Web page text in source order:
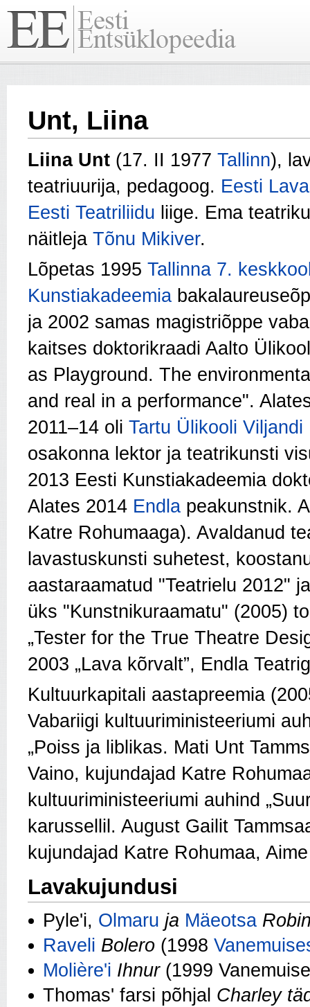
Unt, Liina
Liina Unt (17. II 1977 Tallinn),
teatriuurija, pedagoog. Eesti
Eesti Teatriliidu liige. Ema
näitleja Tõnu Mikiver.
Lõpetas 1995 Tallinna 7.
Kunstiakadeemia
ja 2002 samas magistriõppe
kaitses doktorikraadi Aalto
as Playground. The
and real in a performance".
2011–14 oli Tartu Ülikooli
osakonna lektor ja teatrikunsti
2013 Eesti Kunstiakadeemia
Alates 2014 Endla peakunstnik.
Katre Rohumaaga). Avaldanud
lavastuskunsti suhetest,
aastaraamatud "Teatrielu 2012"
üks "Kunstnikuraamatu" (2005)
„Tester for the True Theatre
2003 „Lava kõrvalt”, Endla
Kultuurkapitali aastapreemia
Vabariigi kultuuriministeeriumi
„Poiss ja liblikas. Mati Unt
Vaino, kujundajad Katre
kultuuriministeeriumi auhind
karussellil. August Gailit
kujundajad Katre Rohumaa,
Lavakujundusi
Pyle'i, Olmaru ja Mäeotsa
Raveli Bolero (1998
Molière'i Ihnur (1999
Thomas' farsi põhjal Charley